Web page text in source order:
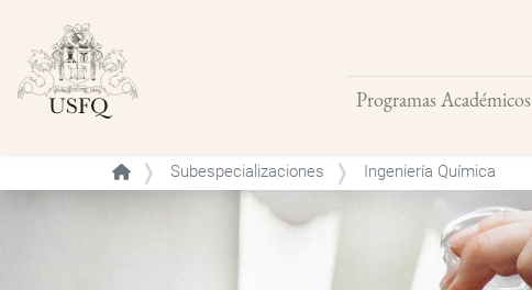
Programas Académicos
Buscar
Subespecializaciones Ingeniería Química